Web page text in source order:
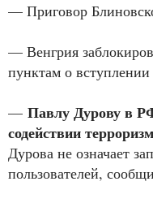
— Приговор
— Венгрия
пунктам о
— Павлу Дурову в
содействии
Дурова не означает
пользователей,